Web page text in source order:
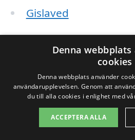
Gislaved
Värnamo
Smålandsstenar
Bredaryd
Forsheda
Denna
cookies
Denna webbplats använder
användarupplevelsen. Genom att
du till alla cookies i enlighet med
ACCEPTERA ALLA